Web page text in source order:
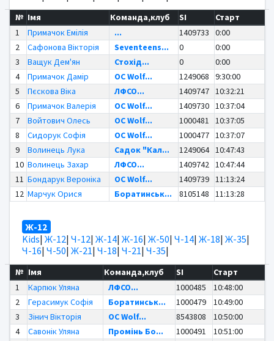
№ Імя Команда,клуб SI
Старт
1
Примачок Емілія ... 1409733
0:00
2
Сафонова Вікторія Seventeens... 0
0:00
3
Ващук Дем'ян Стохід... 0
0:00
4
Примачок Дамір OC Wolf... 1249068
9:30:00
5
Пєскова Віка ЛФСО... 1409747 10:32:21
6
Примачок Валерія OC Wolf... 1409730 10:37:04
7
Войтович Олесь OC Wolf... 1000481
10:37:05
8
Сидорук Софія OC Wolf... 1000477 10:37:07
9
Волинець Лука Садок "Кал... 1249064 10:47:43
10 Волинець Захар ЛФСО... 1409742 10:47:44
11 Бондарук Вероніка OC Wolf... 1409739 11:13:24
12 Марчук Орися Боратинськ... 8105148 11:13:28
Ж-12
Kids| Ж-12| Ч-12| Ж-14| Ж-16| Ж-50| Ч-14| Ж-18| Ж-35|
Ч-16| Ч-50| Ж-21| Ч-18| Ч-21| Ч-35|
№ Імя Команда,клуб SI
Старт
1
Карпюк Уляна ЛФСО... 1000485
10:48:00
2
Герасимук Софія Боратинськ... 1000479
10:49:00
3
Зінич Вікторія OC Wolf... 8543808
10:50:00
4
Савонік Уляна Промінь Бо... 1000491
10:51:00